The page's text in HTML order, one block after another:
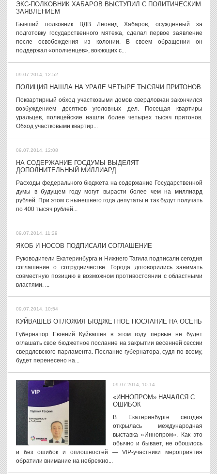
ЭКС-ПОЛКОВНИК ХАБАРОВ ВЫСТУПИЛ С ПОЛИТИЧЕСКИМ
ЗАЯВЛЕНИЕМ
Бывший полковник ВДВ Леонид Хабаров, осужденный за
подготовку государственного мятежа, сделал первое заявление
после освобождения из колонии. В своем обращении он
поддержал «ополченцев», воюющих с...
09.07.2014, 12:52
ПОЛИЦИЯ НАШЛА НА УРАЛЕ ЧЕТЫРЕ ТЫСЯЧИ ПРИТОНОВ
Поквартирный обход участковыми домов свердловчан закончился
возбуждением десятков уголовных дел. Посещая квартиры
уральцев, полицейские нашли более четырех тысяч притонов.
Обход участковыми квартир...
09.07.2014, 12:08
НА СОДЕРЖАНИЕ ГОСДУМЫ ВЫДЕЛЯТ
ДОПОЛНИТЕЛЬНЫЙ МИЛЛИАРД
Расходы федерального бюджета на содержание Государственной
думы в будущем году могут вырасти более чем на миллиард
рублей. При этом с нынешнего года депутаты и так будут получать
по 400 тысяч рублей...
09.07.2014, 11:29
ЯКОБ И НОСОВ ПОДПИСАЛИ СОГЛАШЕНИЕ
Руководители Екатеринбурга и Нижнего Тагила подписали сегодня
соглашение о сотрудничестве. Города договорились занимать
совместную позицию в возможном противостоянии с областными
властями. ...
09.07.2014, 10:54
КУЙВАШЕВ ОТЛОЖИЛ БЮДЖЕТНОЕ ПОСЛАНИЕ НА ОСЕНЬ
Губернатор Евгений Куйвашев в этом году первые не будет
оглашать свое бюджетное послание на закрытии весенней сессии
свердловского парламента. Послание губернатора, судя по всему,
будет перенесено на...
09.07.2014, 10:14
«ИННОПРОМ» НАЧАЛСЯ С
ОШИБОК
В Екатеринбурге сегодня
открылась международная
выставка «Иннопром». Как это
обычно и бывает, не обошлось
и без ошибок и оплошностей — VIP-участники мероприятия
обратили внимание на небрежно...